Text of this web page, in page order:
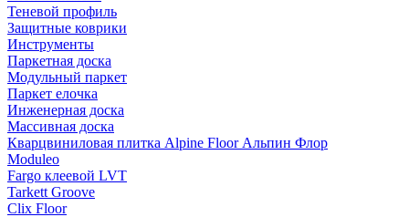
Теневой профиль
Защитные коврики
Инструменты
Паркетная доска
Модульный паркет
Паркет елочка
Инженерная доска
Массивная доска
Кварцвиниловая плитка Alpine Floor Альпин Флор
Moduleo
Fargo клеевой LVT
Tarkett Groove
Clix Floor